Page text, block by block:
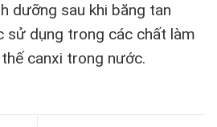
dưỡng sau khi băng tan
sử dụng trong các chất làm
canxi trong nước.